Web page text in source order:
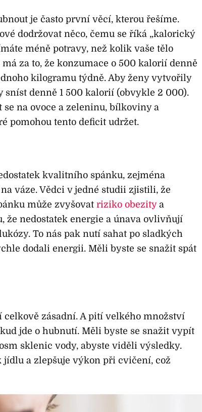
je často první věcí, kterou řešíme.
dodržovat něco, čemu se říká „kalorický
méně potravy, než kolik vaše tělo
za to, že konzumace o 500 kalorií denně
kilogramu týdně. Aby ženy vytvořily
denně 1 500 kalorií (obvykle 2 000).
na ovoce a zeleninu, bílkoviny a
pomohou tento deficit udržet.
kvalitního spánku, zejména
váze. Vědci v jedné studii zjistili, že
může zvyšovat riziko obezitya
že nedostatek energie a únava ovlivňují
To nás pak nutí sahat po sladkých
dodali energii. Měli byste se snažit spát
celkově zásadní. A pití velkého množství
jde o hubnutí. Měli byste se snažit vypít
sklenic vody, abyste viděli výsledky.
jídlu a zlepšuje výkon při cvičení, což